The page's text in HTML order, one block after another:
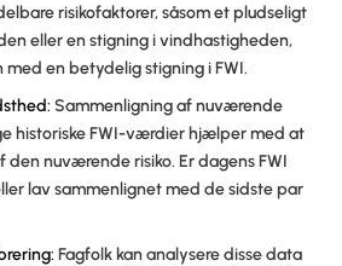
risikofaktorer, såsom et pludseligt
eller en stigning i vindhastigheden,
en betydelig stigning i FWI.
Sammenligning af nuværende
historiske FWI-værdier hjælper med at
den nuværende risiko. Er dagens FWI
lav sammenlignet med de sidste par
Fagfolk kan analysere disse data